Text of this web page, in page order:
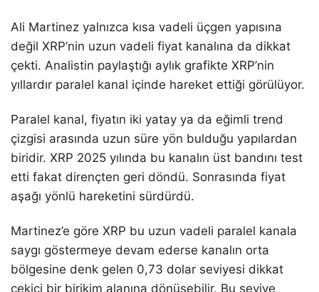
Ali Martinez yalnızca kısa vadeli üçgen yapısına
değil XRP’nin uzun vadeli fiyat kanalına da dikkat
çekti. Analistin paylaştığı aylık grafikte XRP’nin
yıllardır paralel kanal içinde hareket ettiği görülüyor.
Paralel kanal, fiyatın iki yatay ya da eğimli trend
çizgisi arasında uzun süre yön bulduğu yapılardan
biridir. XRP 2025 yılında bu kanalın üst bandını test
etti fakat dirençten geri döndü. Sonrasında fiyat
aşağı yönlü hareketini sürdürdü.
Martinez’e göre XRP bu uzun vadeli paralel kanala
saygı göstermeye devam ederse kanalın orta
bölgesine denk gelen 0,73 dolar seviyesi dikkat
çekici bir birikim alanına dönüşebilir. Bu seviye